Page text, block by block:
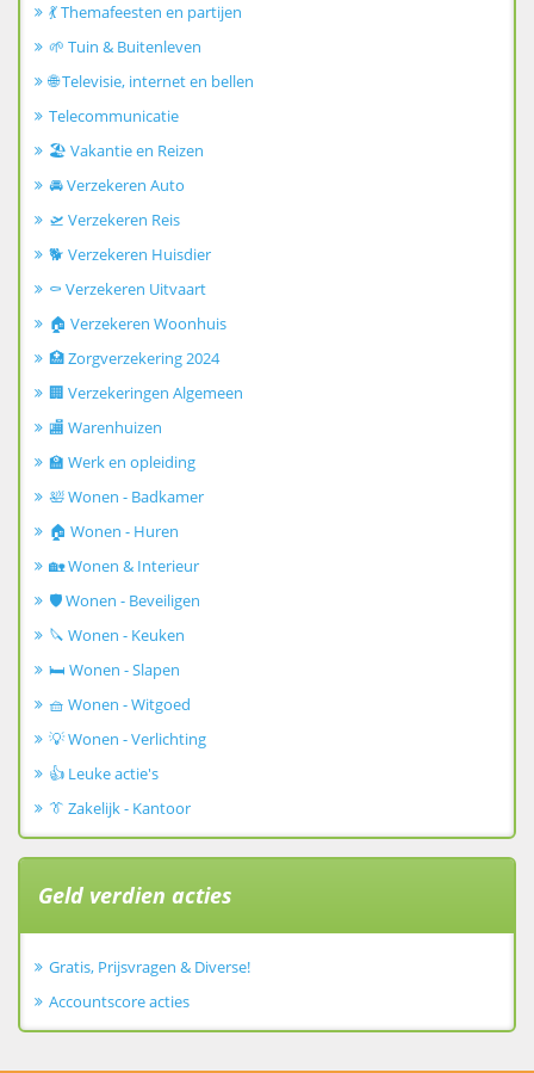
💃 Themafeesten en partijen
🌱 Tuin & Buitenleven
🌐 Televisie, internet en bellen
Telecommunicatie
🏖️ Vakantie en Reizen
🚘 Verzekeren Auto
🛫 Verzekeren Reis
🐕 Verzekeren Huisdier
⚰️ Verzekeren Uitvaart
🏠 Verzekeren Woonhuis
🏥 Zorgverzekering 2024
🏢 Verzekeringen Algemeen
🏬 Warenhuizen
🏫 Werk en opleiding
🛀 Wonen - Badkamer
🏠 Wonen - Huren
🏡 Wonen & Interieur
🛡️ Wonen - Beveiligen
🔪 Wonen - Keuken
🛏️ Wonen - Slapen
🧺 Wonen - Witgoed
💡 Wonen - Verlichting
👍 Leuke actie's
👔 Zakelijk - Kantoor
Geld verdien acties
Gratis, Prijsvragen & Diverse!
Accountscore acties